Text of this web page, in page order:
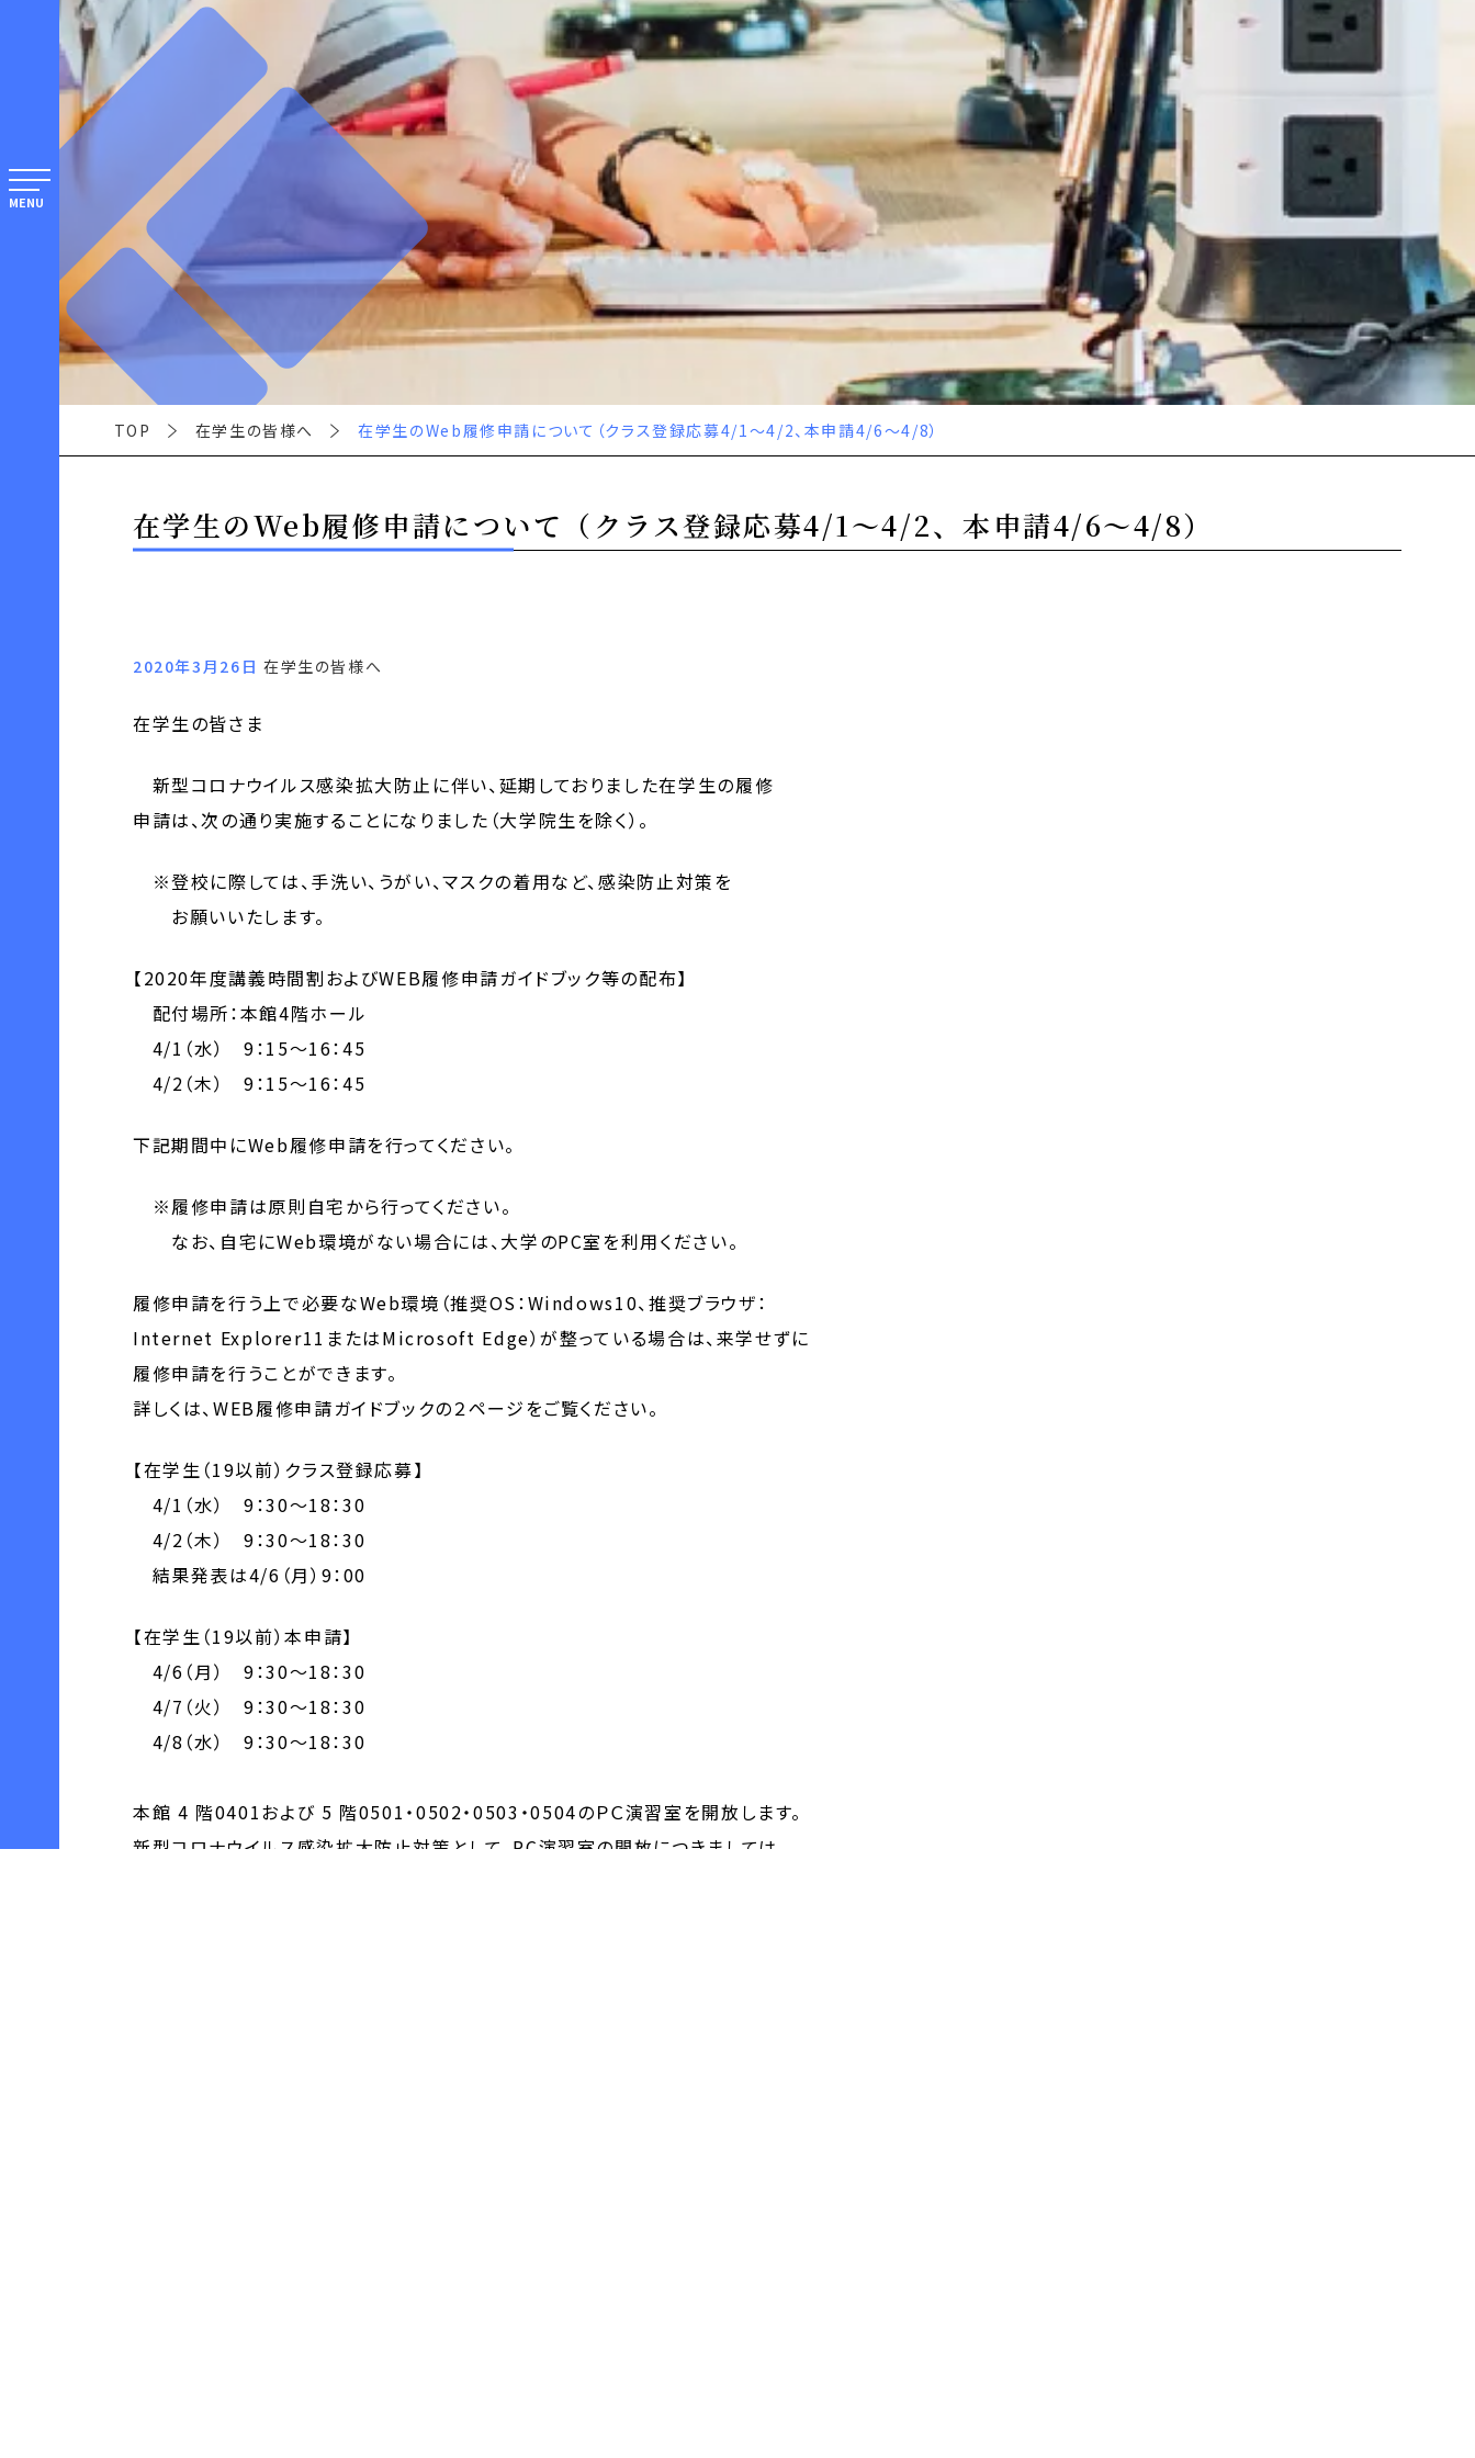
MENU
TOP 在学生の皆様へ 在学生のWeb履修申請について（クラス登録応募4/1～4/2、本申請4/6～4/8）
在学生のWeb履修申請について（クラス登録応募4/1～4/2、本申請4/6～4/8）
2020年3月26日 在学生の皆様へ
在学生の皆さま
新型コロナウイルス感染拡大防止に伴い、延期しておりました在学生の履修
申請は、次の通り実施することになりました（大学院生を除く）。
※登校に際しては、手洗い、うがい、マスクの着用など、感染防止対策を
お願いいたします。
【2020年度講義時間割およびWEB履修申請ガイドブック等の配布】
配付場所：本館4階ホール
4/1（水） 9：15～16：45
4/2（木） 9：15～16：45
下記期間中にWeb履修申請を行ってください。
※履修申請は原則自宅から行ってください。
なお、自宅にWeb環境がない場合には、大学のPC室を利用ください。
履修申請を行う上で必要なWeb環境（推奨OS：Windows10、推奨ブラウザ：
Internet Explorer11またはMicrosoft Edge）が整っている場合は、来学せずに
履修申請を行うことができます。
詳しくは、WEB履修申請ガイドブックの２ページをご覧ください。
【在学生（19以前）クラス登録応募】
4/1（水） 9：30～18：30
4/2（木） 9：30～18：30
結果発表は4/6（月）9：00
【在学生（19以前）本申請】
4/6（月） 9：30～18：30
4/7（火） 9：30～18：30
4/8（水） 9：30～18：30
本館 4 階0401および 5 階0501・0502・0503・0504のＰＣ演習室を開放します。
新型コロナウイルス感染拡大防止対策として、PC演習室の開放につきましては、